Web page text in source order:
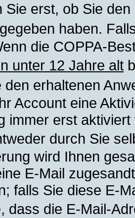
erst, ob Sie den
haben.
die COPPA-
unter 12 Jahre alt
erhaltenen
Account eine
immer erst
durch Sie
wird Ihnen
E-Mail
falls Sie diese E-
dass die E-Mail-